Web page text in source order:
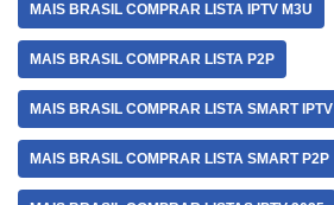
MAIS BRASIL COMPRAR LISTA IPTV M3U
MAIS BRASIL COMPRAR LISTA P2P
MAIS BRASIL COMPRAR LISTA SMART IPTV
MAIS BRASIL COMPRAR LISTA SMART P2P